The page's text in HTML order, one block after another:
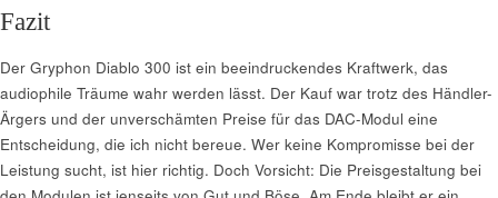
Fazit
Der Gryphon Diablo 300 ist ein beeindruckendes Kraftwerk, das
audiophile Träume wahr werden lässt. Der Kauf war trotz des Händler-
Ärgers und der unverschämten Preise für das DAC-Modul eine
Entscheidung, die ich nicht bereue. Wer keine Kompromisse bei der
Leistung sucht, ist hier richtig. Doch Vorsicht: Die Preisgestaltung bei